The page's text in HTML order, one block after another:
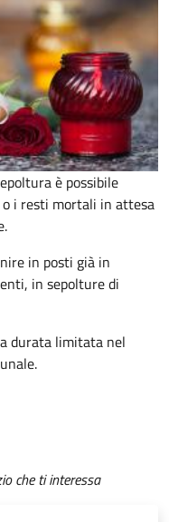
è possibile
i resti mortali in attesa
in posti già in
in sepolture di
durata limitata nel
che ti interessa